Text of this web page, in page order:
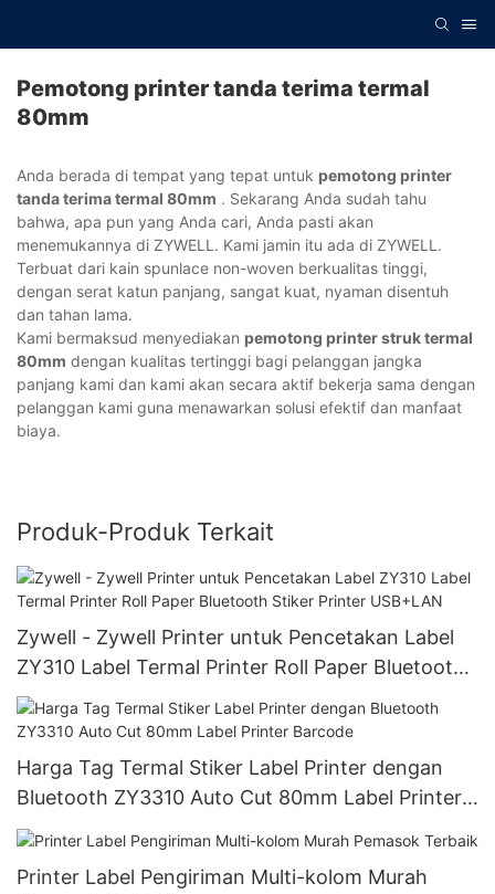
Pemotong printer tanda terima termal
80mm
Anda berada di tempat yang tepat untuk pemotong printer
tanda terima termal 80mm . Sekarang Anda sudah tahu
bahwa, apa pun yang Anda cari, Anda pasti akan
menemukannya di ZYWELL. Kami jamin itu ada di ZYWELL.
Terbuat dari kain spunlace non-woven berkualitas tinggi,
dengan serat katun panjang, sangat kuat, nyaman disentuh
dan tahan lama.
Kami bermaksud menyediakan pemotong printer struk termal
80mm dengan kualitas tertinggi bagi pelanggan jangka
panjang kami dan kami akan secara aktif bekerja sama dengan
pelanggan kami guna menawarkan solusi efektif dan manfaat
biaya.
Produk-Produk Terkait
Zywell - Zywell Printer untuk Pencetakan Label
ZY310 Label Termal Printer Roll Paper Bluetooth
Stiker Printer USB+LAN
Harga Tag Termal Stiker Label Printer dengan
Bluetooth ZY3310 Auto Cut 80mm Label Printer
Barcode
Printer Label Pengiriman Multi-kolom Murah